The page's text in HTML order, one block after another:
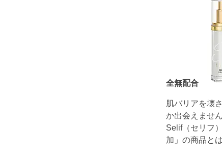
全無配合
肌バリアを壊
か出会えませ
Selif（セリフ
加」の商品と